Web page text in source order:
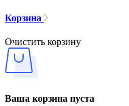
Корзина
Очистить корзину
Ваша корзина пуста